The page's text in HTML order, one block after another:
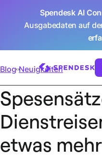
Spendesk AI
Ausgabedaten auf
Blog Neuigkeiten
etwas